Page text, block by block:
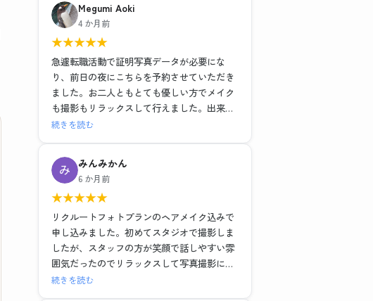
ヘアメイクも撮影もレタッチも全て大満足で
した！！
最近よくある就活写真専門のチェーン店とは
一つ一つの工程の丁寧さが全然違いますし、
他店が11,000円だったことを考えるとかなり
お得に感じます。
流れ作業ではなく、その人に合った提案や対
経験がある方には是非おすすめしたい。
わたしのように撮り直しで遠方からいらっし
ゃるお客さんが多いのも納得です。
素敵な写真を作成いただき、前向きな転職活
動のスタートを切れそうです！
本当にありがとうございました。
Megumi Aoki
4 か月前
★★★★★
急遽転職活動で証明写真データが必要にな
り、前日の夜にこちらを予約させていただき
ました。お二人ともとても優しい方でメイク
も撮影もリラックスして行えました。出来上
がった写真はそのまま社員証に使っても問題
も即日送っていただけたので大変助かりまし
た。
ノーメイクで、と準備のところに記載されて
ましたがどうしても眉だけは描いて行きたか
ったので到着後すぐ落とそうとしたらそのま
までも大丈夫ですよ〜と優しく仰ってくださ
ったので、もしノーメイクで出かけることに
抵抗ある女性がいらっしゃいましたらすぐ落
とせる最低限のメイク(眉描くだけ等)はして
続きを読む
みんみかん
6 か月前
★★★★★
リクルートフォトプランのヘアメイク込みで
申し込みました。初めてスタジオで撮影しま
したが、スタッフの方が笑顔で話しやすい雰
囲気だったのでリラックスして写真撮影に臨
むことができました。ヘアメイクを実際にし
続きを読む